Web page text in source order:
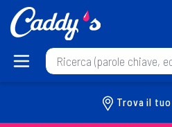
Trova il